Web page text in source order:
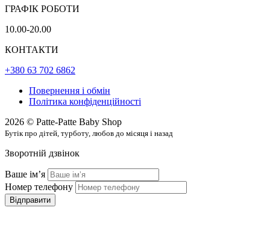
ГРАФІК РОБОТИ
10.00-20.00
КОНТАКТИ
+380 63 702 6862
Повернення і обмін
Політика конфіденційності
2026 © Patte-Patte Baby Shop
Бутік про дітей, турботу, любов до місяця і назад
Зворотній дзвінок
Ваше імʼя
Номер телефону
Відправити